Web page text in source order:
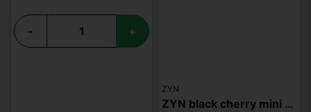
- +
ZYN
ZYN black cherry mini S2